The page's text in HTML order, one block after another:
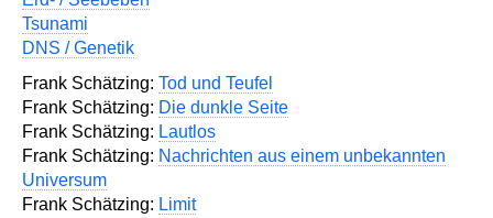
Tsunami
DNS / Genetik
Frank Schätzing: Tod und Teufel
Frank Schätzing: Die dunkle Seite
Frank Schätzing: Lautlos
Frank Schätzing: Nachrichten aus einem unbekannten
Universum
Frank Schätzing: Limit